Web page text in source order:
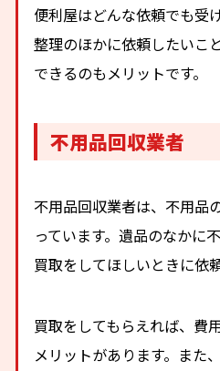
便利屋はどんな依頼でも受
整理のほかに依頼したいこ
できるのもメリットです。
不用品回収業者
不用品回収業者は、不用品
っています。遺品のなかに
買取をしてほしいときに依
買取をしてもらえれば、費
メリットがあります。また